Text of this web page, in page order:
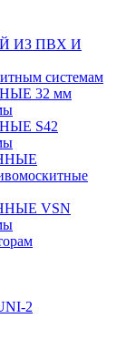
ИЗ ПВХ И
системам
32 мм
S42
VSN
2